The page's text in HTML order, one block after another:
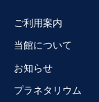
ご利用案内
当館について
お知らせ
プラネタリウム